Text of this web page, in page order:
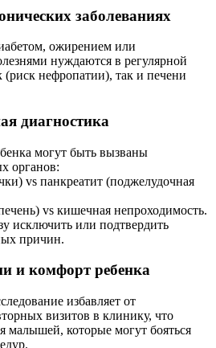
заболеваниях
ожирением или
нуждаются в регулярной
(риск нефропатии), так и печени
диагностика
могут быть вызваны
органов:
vs панкреатит (поджелудочная
vs кишечная непроходимость.
исключить или подтвердить
причин.
и комфорт ребенка
избавляет от
визитов в клинику, что
малышей, которые могут бояться